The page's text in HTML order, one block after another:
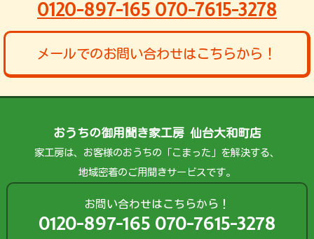
0120-897-165 070-7615-3278
メールでのお問い合わせはこちらから！
おうちの御用聞き家工房 仙台大和町店
家工房は、お客様のおうちの「こまった」を解決する、
地域密着のご用聞きサービスです。
お問い合わせはこちらから！
0120-897-165 070-7615-3278